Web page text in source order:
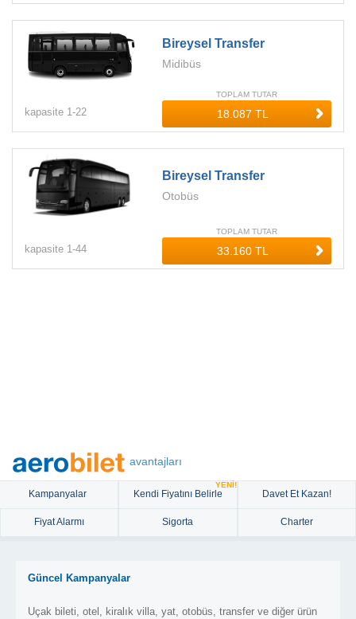
Bireysel Transfer
Midibüs
kapasite 1-22
TOPLAM TUTAR
Bireysel Transfer
Otobüs
kapasite 1-44
TOPLAM TUTAR
avantajları
Kampanyalar Kendi Fiyatını Belirle
YENİ!
Davet Et Kazan!
Fiyat Alarmı Sigorta Charter
Güncel Kampanyalar
Uçak bileti, otel, kiralık villa, yat, otobüs, transfer ve diğer ürün